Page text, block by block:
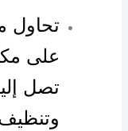
تحاول
على
تصل